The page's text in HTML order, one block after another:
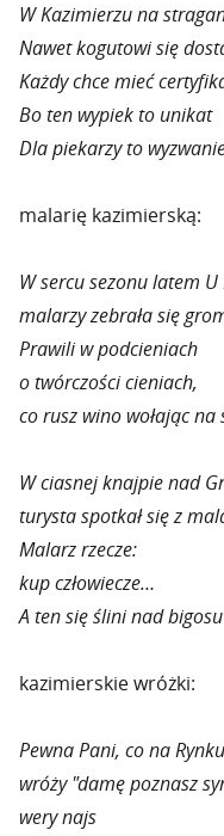
W Kazimierzu na
Nawet kogutowi się
Każdy chce mieć
Bo ten wypiek to unikat
Dla piekarzy to
malarię kazimierską:
W sercu sezonu latem U
malarzy zebrała się
Prawili w podcieniach
o twórczości cieniach,
co rusz wino wołając na
W ciasnej knajpie nad
turysta spotkał się z
Malarz rzecze:
kup człowiecze…
A ten się ślini nad
kazimierskie wróżki:
Pewna Pani, co na Rynku
wróży "damę poznasz
wery najs